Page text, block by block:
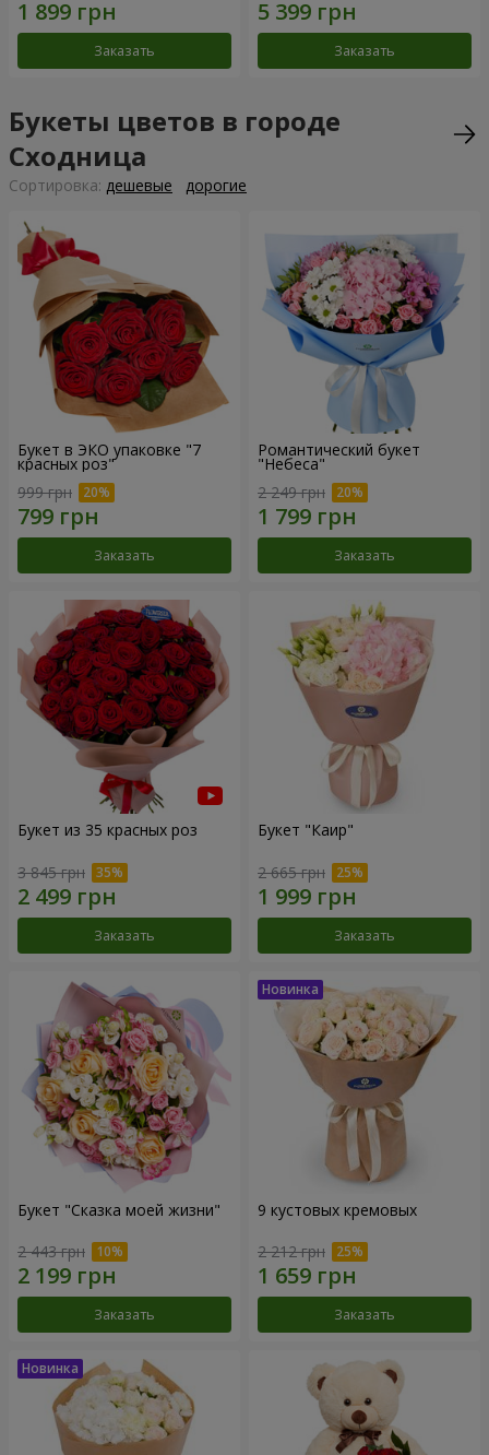
Заказать Заказать
Букеты цветов в городе
Сходница
Cортировка: дешевые дорогие
Букет в ЭКО упаковке "7
красных роз"
999 грн
Заказать
Романтический букет
"Небеса"
2 249 грн
Заказать
Букет из 35 красных роз
3 845 грн
Заказать
Букет "Каир"
2 665 грн
Заказать
Букет "Сказка моей жизни"
2 443 грн
Заказать
9 кустовых кремовых
2 212 грн
Заказать